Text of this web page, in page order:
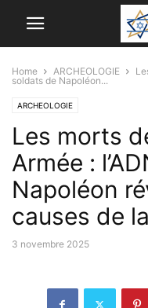
Home ARCHEOLOGIE
soldats de Napoléon...
ARCHEOLOGIE
Les morts
Armée :
Napoléon
causes de
3 novembre 2025